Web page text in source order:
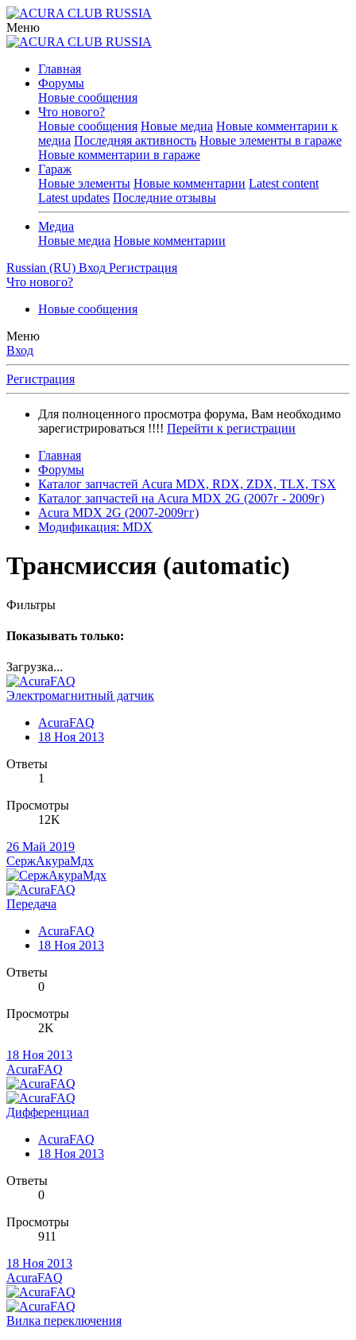
Меню
Главная
Форумы
Новые сообщения
Что нового?
Новые сообщения Новые медиа Новые комментарии к
медиа Последняя активность Новые элементы в гараже
Новые комментарии в гараже
Гараж
Новые элементы Новые комментарии Latest content
Latest updates Последние отзывы
Медиа
Новые медиа Новые комментарии
Russian (RU) Вход Регистрация
Что нового?
Новые сообщения
Меню
Вход
Регистрация
Для полноценного просмотра форума, Вам необходимо
зарегистрироваться !!!! Перейти к регистрации
Главная
Форумы
Каталог запчастей Acura MDX, RDX, ZDX, TLX, TSX
Каталог запчастей на Acura MDX 2G (2007г - 2009г)
Acura MDX 2G (2007-2009гг)
Модификация: MDX
Трансмиссия (automatic)
Фильтры
Показывать только:
Загрузка...
Электромагнитный датчик
AcuraFAQ
18 Ноя 2013
Ответы
1
Просмотры
12K
26 Май 2019
СержАкураМдх
Передача
AcuraFAQ
18 Ноя 2013
Ответы
0
Просмотры
2K
18 Ноя 2013
AcuraFAQ
Дифференциал
AcuraFAQ
18 Ноя 2013
Ответы
0
Просмотры
911
18 Ноя 2013
AcuraFAQ
Вилка переключения